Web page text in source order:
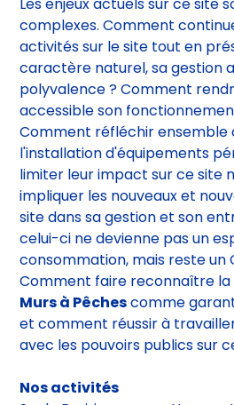
Enjeux locaux
Les enjeux actuels sur ce site
complexes. Comment
activités sur le site tout en
caractère naturel, sa gestion
polyvalence ? Comment
accessible son
Comment réfléchir ensemble
l'installation d'équipements
limiter leur impact sur ce site
impliquer les nouveaux et
site dans sa gestion et son
celui-ci ne devienne pas un
consommation, mais reste un
Comment faire reconnaître la
Murs à Pêchescomme
et comment réussir à travailler